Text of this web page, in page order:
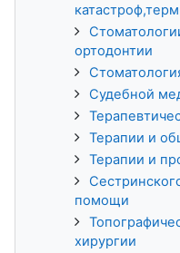
ортодонтии
Судебной
Терапии и
Терапии и
помощи
хирургии